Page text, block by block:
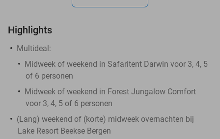
Highlights
Multideal:
Midweek of weekend in Safaritent Darwin voor 3, 4, 5
of 6 personen
Midweek of weekend in Forest Jungalow Comfort
voor 3, 4, 5 of 6 personen
(Lang) weekend of (korte) midweek overnachten bij
Lake Resort Beekse Bergen